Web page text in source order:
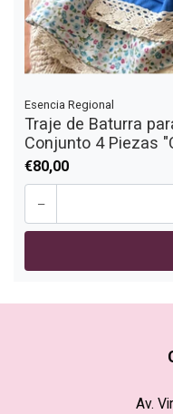
Esencia Regional
Traje de Baturra
Conjunto 4 Piezas
€80,00
-
Av.